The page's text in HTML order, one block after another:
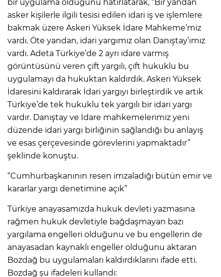
bir uygulama olduğunu hatırlatarak, “Bir yandan
asker kişilerle ilgili tesisi edilen idari iş ve işlemlere
bakmak üzere Askeri Yüksek İdare Mahkeme’miz
vardı. Öte yandan, idari yargımız olan Danıştay’ımız
vardı. Adeta Türkiye’de 2 ayrı idare varmış
görüntüsünü veren çift yargılı, çift hukuklu bu
uygulamayı da hukuktan kaldırdık. Askeri Yüksek
İdaresini kaldırarak İdari yargıyı birleştirdik ve artık
Türkiye’de tek hukuklu tek yargılı bir idari yargı
vardır. Danıştay ve İdare mahkemelerimiz yeni
düzende idari yargı birliğinin sağlandığı bu anlayış
ve esas çerçevesinde görevlerini yapmaktadır”
şeklinde konuştu.
“Cumhurbaşkanının resen imzaladığı bütün emir ve
kararlar yargı denetimine açık”
Türkiye anayasamızda hukuk devleti yazmasına
rağmen hukuk devletiyle bağdaşmayan bazı
yargılama engelleri olduğunu ve bu engellerin de
anayasadan kaynaklı engeller olduğunu aktaran
Bozdağ bu uygulamaları kaldırdıklarını ifade etti.
Bozdağ şu ifadeleri kullandı: